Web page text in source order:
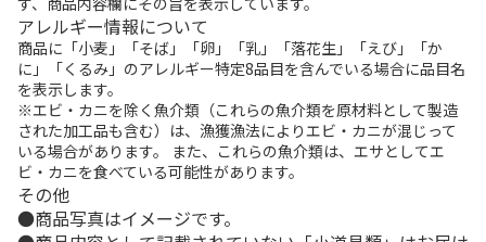
アレルギー情報について
商品に「小麦」「そば」「卵」「乳」「落花生」「えび」「か
に」「くるみ」のアレルギー特定8品目を含んでいる場合に品目名
を表示します。
※エビ・カニを除く魚介類（これらの魚介類を原材料として製造
された加工品も含む）は、漁獲漁法によりエビ・カニが混じって
いる場合があります。 また、これらの魚介類は、エサとしてエ
ビ・カニを食べている可能性があります。
その他
商品写真はイメージです。